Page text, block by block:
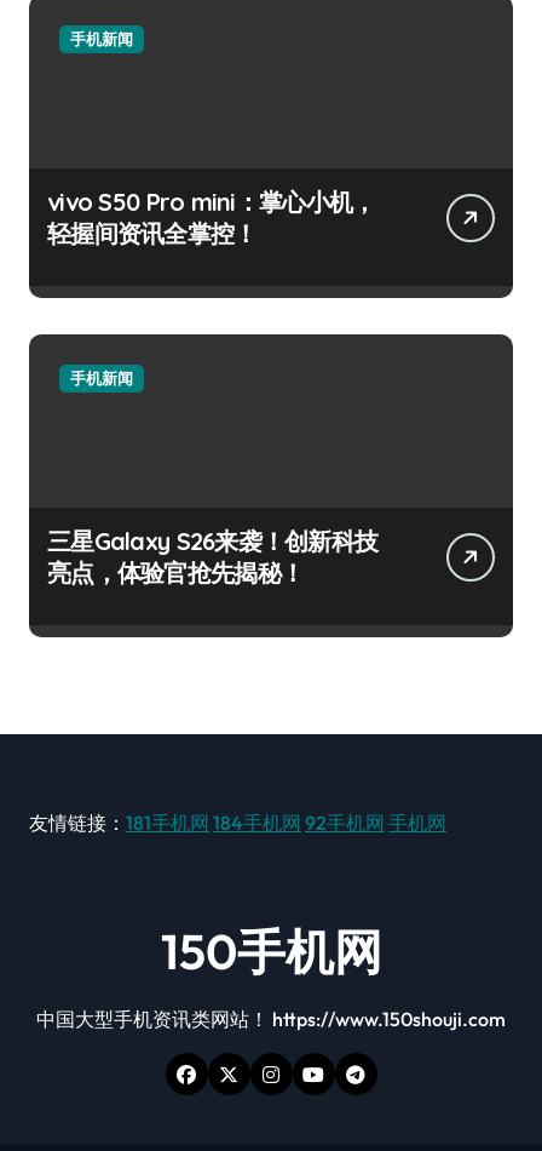
手机新闻
vivo S50 Pro mini：掌心小机，
轻握间资讯全掌控！
手机新闻
三星Galaxy S26来袭！创新科技
亮点，体验官抢先揭秘！
友情链接： 181手机网 184手机网 92手机网 手机网
150手机网
中国大型手机资讯类网站！ https://www.150shouji.com